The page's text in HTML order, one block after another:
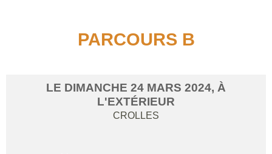
PARCOURS B
LE DIMANCHE 24 MARS 2024, À
L'EXTÉRIEUR
CROLLES